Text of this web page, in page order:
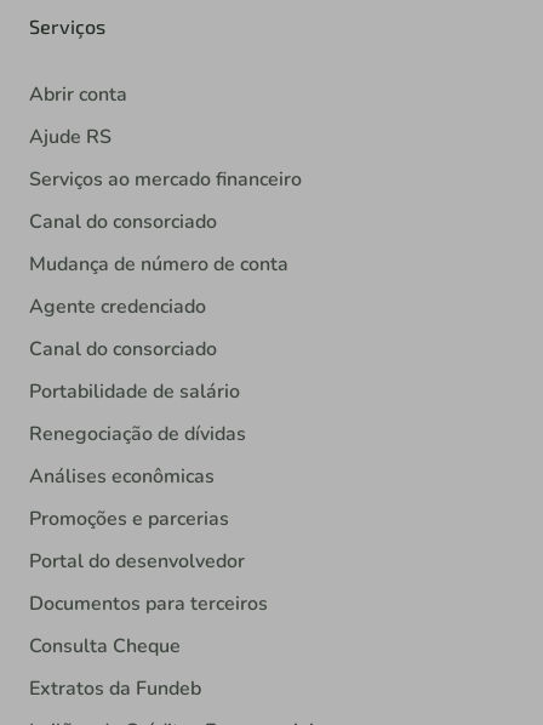
Serviços
Abrir conta
Ajude RS
Serviços ao mercado financeiro
Canal do consorciado
Mudança de número de conta
Agente credenciado
Canal do consorciado
Portabilidade de salário
Renegociação de dívidas
Análises econômicas
Promoções e parcerias
Portal do desenvolvedor
Documentos para terceiros
Consulta Cheque
Extratos da Fundeb